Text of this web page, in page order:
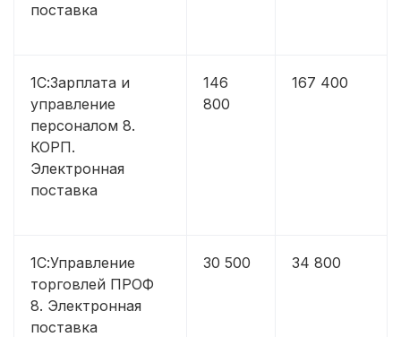
поставка
1С:Зарплата и
управление
персоналом 8.
КОРП.
Электронная
поставка
146
800
167 400
1С:Управление
торговлей ПРОФ
8. Электронная
поставка
30 500 34 800